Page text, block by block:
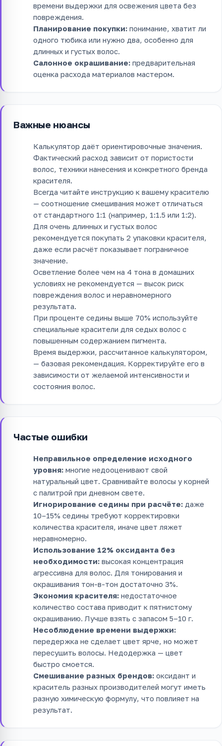
времени выдержки для освежения цвета без
повреждения.
Планирование покупки: понимание, хватит ли
одного тюбика или нужно два, особенно для
длинных и густых волос.
Салонное окрашивание: предварительная
оценка расхода материалов мастером.
Важные нюансы
Калькулятор даёт ориентировочные значения.
Фактический расход зависит от пористости
волос, техники нанесения и конкретного бренда
красителя.
Всегда читайте инструкцию к вашему красителю
— соотношение смешивания может отличаться
от стандартного 1:1 (например, 1:1.5 или 1:2).
Для очень длинных и густых волос
рекомендуется покупать 2 упаковки красителя,
даже если расчёт показывает пограничное
значение.
Осветление более чем на 4 тона в домашних
условиях не рекомендуется — высок риск
повреждения волос и неравномерного
результата.
При проценте седины выше 70% используйте
специальные красители для седых волос с
повышенным содержанием пигмента.
Время выдержки, рассчитанное калькулятором,
— базовая рекомендация. Корректируйте его в
зависимости от желаемой интенсивности и
состояния волос.
Частые ошибки
Неправильное определение исходного
уровня: многие недооценивают свой
натуральный цвет. Сравнивайте волосы у корней
с палитрой при дневном свете.
Игнорирование седины при расчёте: даже
10–15% седины требуют корректировки
количества красителя, иначе цвет ляжет
неравномерно.
Использование 12% оксиданта без
необходимости: высокая концентрация
агрессивна для волос. Для тонирования и
окрашивания тон-в-тон достаточно 3%.
Экономия красителя: недостаточное
количество состава приводит к пятнистому
окрашиванию. Лучше взять с запасом 5–10 г.
Несоблюдение времени выдержки:
передержка не сделает цвет ярче, но может
пересушить волосы. Недодержка — цвет
быстро смоется.
Смешивание разных брендов: оксидант и
краситель разных производителей могут иметь
разную химическую формулу, что повлияет на
результат.